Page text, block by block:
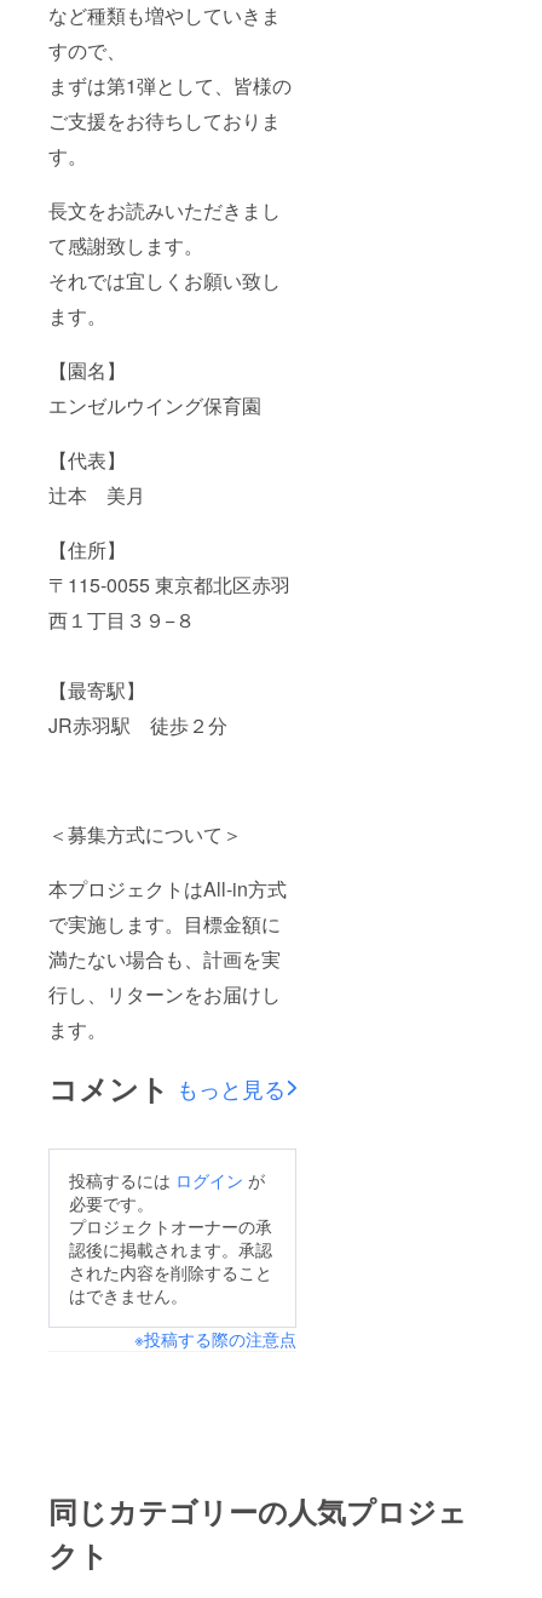
など種類も増やしていきま
すので、
まずは第1弾として、皆様の
ご支援をお待ちしておりま
す。
長文をお読みいただきまし
て感謝致します。
それでは宜しくお願い致し
ます。
【園名】
エンゼルウイング保育園
【代表】
辻本 美月
【住所】
〒115-0055 東京都北区赤羽
西１丁目３９−８
【最寄駅】
JR赤羽駅 徒歩２分
＜募集方式について＞
本プロジェクトはAll-in方式
で実施します。目標金額に
満たない場合も、計画を実
行し、リターンをお届けし
ます。
コメント もっと見る
投稿するには ログイン が
必要です。
プロジェクトオーナーの承
認後に掲載されます。承認
された内容を削除すること
はできません。
※投稿する際の注意点
同じカテゴリーの人気プロジェ
クト